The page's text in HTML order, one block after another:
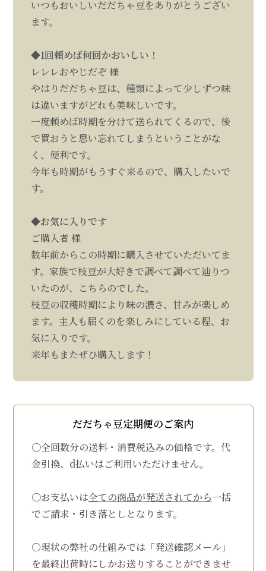
いつもおいしいだだちゃ豆をありがとうござい
ます。
◆1回頼めば何回かおいしい！
レレレおやじだぞ 様
やはりだだちゃ豆は、種類によって少しずつ味
は違いますがどれも美味しいです。
一度頼めば時期を分けて送られてくるので、後
で買おうと思い忘れてしまうということがな
く、便利です。
今年も時期がもうすぐ来るので、購入したいで
す。
◆お気に入りです
ご購入者 様
数年前からこの時期に購入させていただいてま
す。家族で枝豆が大好きで調べて調べて辿りつ
いたのが、こちらのでした。
枝豆の収穫時期により味の濃さ、甘みが楽しめ
ます。主人も届くのを楽しみにしている程、お
気に入りです。
来年もまたぜひ購入します！
だだちゃ豆定期便のご案内
〇全回数分の送料・消費税込みの価格です。代
金引換、d払いはご利用いただけません。
〇お支払いは全ての商品が発送されてから一括
でご請求・引き落としとなります。
○現状の弊社の仕組みでは「発送確認メール」
を最終出荷時にしかお送りすることができませ